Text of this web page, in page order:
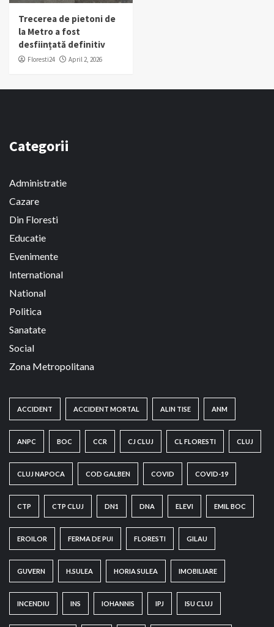
Trecerea de pietoni de
la Metro a fost
desființată definitiv
Floresti24 April 2, 2026
Categorii
Administratie
Cazare
Din Floresti
Educatie
Evenimente
International
National
Politica
Sanatate
Social
Zona Metropolitana
ACCIDENT ACCIDENT MORTAL ALIN TISE ANM
ANPC BOC CCR CJ CLUJ CL FLORESTI CLUJ
CLUJ NAPOCA COD GALBEN COVID COVID-19
CTP CTP CLUJ DN1 DNA ELEVI EMIL BOC
EROILOR FERMA DE PUI FLORESTI GILAU
GUVERN H.SULEA HORIA SULEA IMOBILIARE
INCENDIU INS IOHANNIS IPJ ISU CLUJ